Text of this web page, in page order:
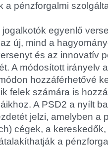
a pénzforgalmi
egyenlő
új, mind a
és az innovatív
A módosított irányelv
hozzáférhetővé
felek számára is
A PSD2 a nyílt
jelzi, amelyben a
cégek, a
a